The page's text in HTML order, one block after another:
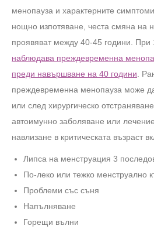
менопауза и характерните
нощно изпотяване, честа смяна на
проявяват между 40-45 години. При
наблюдава преждевременна
преди навършване на 40 години .
преждевременна менопауза може
или след хирургическо
автоимунно заболяване или
навлизане в критическата възраст
Липса на менструация 3
По-леко или тежко менструално
Проблеми със съня
Напълняване
Горещи вълни